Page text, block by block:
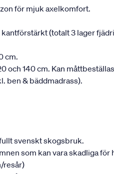
för mjuk axelkomfort.
(totalt 3 lager
cm.
och 140 cm. Kan
ben & bäddmadrass).
svenskt skogsbruk.
som kan vara skadliga för
resår)